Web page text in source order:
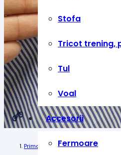
Stofa
Tricot trening,
Tul
Voal
Accesorii
Fermoare
Prima pagină